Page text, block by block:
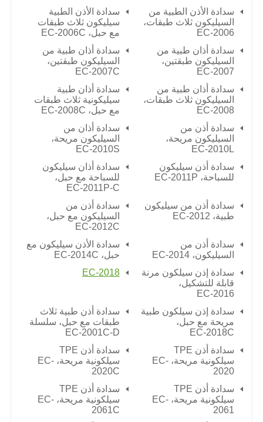
سدادة الأذن الطبية من
السيليكون ثلاث طبقات،
EC-2006
سدادة الأذن الطبية
سيليكون ثلاث طبقات
مع حبل، EC-2006C
سدادة أذان طبية من
السيليكون طبقتين،
EC-2007
سدادة أذان طبية من
السيليكون طبقتين،
EC-2007C
سدادة أذان طبية من
السيليكون ثلاث طبقات،
EC-2008
سدادة أذان طبية
سيليكونية ثلاث طبقات
مع حبل، EC-2008C
سدادة أذن من
السيليكون مريحة،
EC-2010L
سدادة أذان من
السيليكون مريحة،
EC-2010S
سدادة أذن سيليكون
للسباحة، EC-2011P
سدادة أذان سيليكون
للسباحة مع حبل،
EC-2011P-C
سدادة أذن من سيليكون
طبية، EC-2012
سدادة أذن من
السيليكون مع حبل،
EC-2012C
سدادة أذن من
السيليكون، EC-2014
سدادة الأذن سيليكون مع
حبل، EC-2014C
سدادة إذن سيلكون مرنة
قابلة للتشكيل،
EC-2016
EC-2018
سدادة إذن سيلكون طبية
مريحة مع حبل،
EC-2018C
سدادة أذن طبية ثلاث
طبقات مع حبل، سلسلة
EC-2001C-D
سدادة أذن TPE
سيلكونية مريحة، EC-
2020
سدادة أذن TPE
سيلكونية مريحة، EC-
2020C
سدادة أذن TPE
سيلكونية مريحة، EC-
2061
سدادة أذن TPE
سيلكونية مريحة، EC-
2061C